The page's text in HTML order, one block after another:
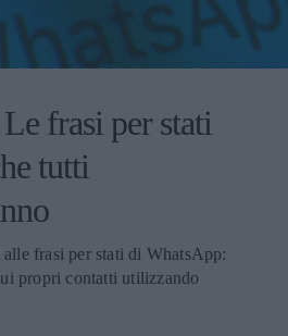
frasi per stati
tutti
frasi per stati di WhatsApp:
propri contatti utilizzando